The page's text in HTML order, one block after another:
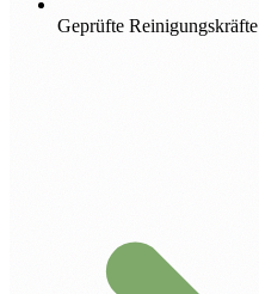
Geprüfte Reinigungskräfte